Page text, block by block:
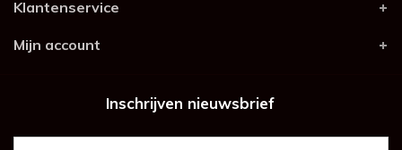
Klantenservice
Mijn account
Inschrijven nieuwsbrief